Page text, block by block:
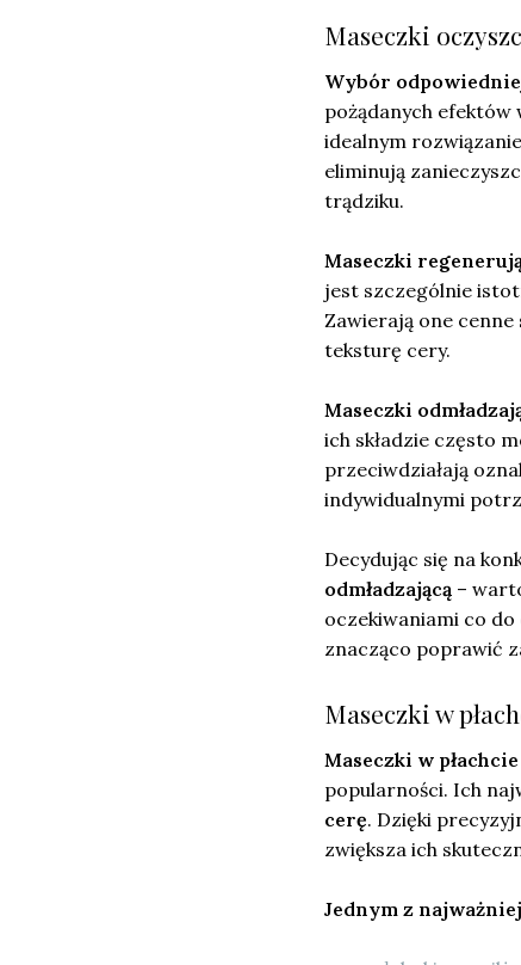
Maseczki
Wybór
pożądanych efektów
idealnym
eliminują
trądziku.
Maseczki
jest szczególnie
Zawierają one
teksturę cery.
Maseczki
ich składzie często
przeciwdziałają
indywidualnymi
Decydując się na
odmładzającą –
oczekiwaniami co
znacząco poprawić
Maseczki w
Maseczki w płachcie
popularności. Ich
cerę. Dzięki
zwiększa ich
Jednym z